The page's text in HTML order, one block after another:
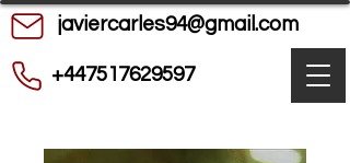
javiercarles94@gmail.com
+447517629597